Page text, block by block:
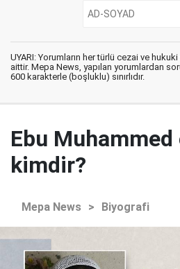
UYARI: Yorumların her türlü cezai ve
aittir. Mepa News, yapılan yorumlardan
600 karakterle (boşluklu) sınırlıdır.
Ebu Muhammed
kimdir?
Mepa News > Biyografi